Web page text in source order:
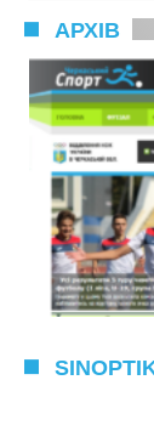
АРХІВ